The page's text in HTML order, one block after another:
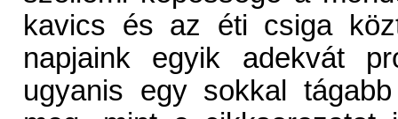
kavics és az éti csiga
napjaink egyik adekvát
ugyanis egy sokkal